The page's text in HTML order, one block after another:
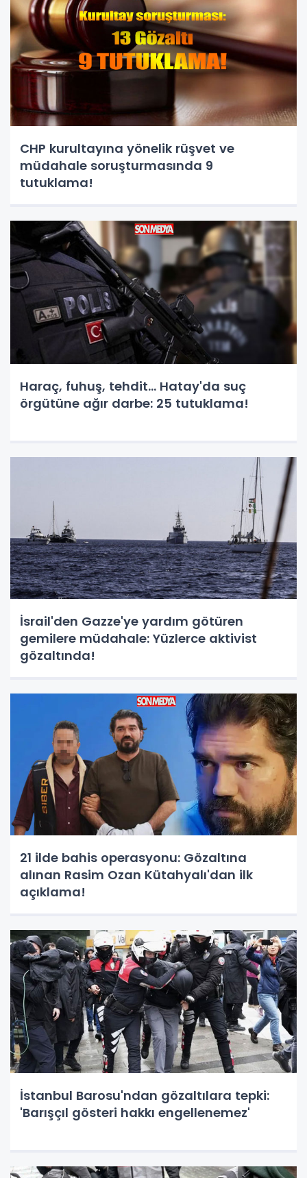
CHP kurultayına yönelik rüşvet ve
müdahale soruşturmasında 9
tutuklama!
Haraç, fuhuş, tehdit... Hatay'da suç
örgütüne ağır darbe: 25 tutuklama!
İsrail'den Gazze'ye yardım götüren
gemilere müdahale: Yüzlerce aktivist
gözaltında!
21 ilde bahis operasyonu: Gözaltına
alınan Rasim Ozan Kütahyalı'dan ilk
açıklama!
İstanbul Barosu'ndan gözaltılara tepki:
'Barışçıl gösteri hakkı engellenemez'